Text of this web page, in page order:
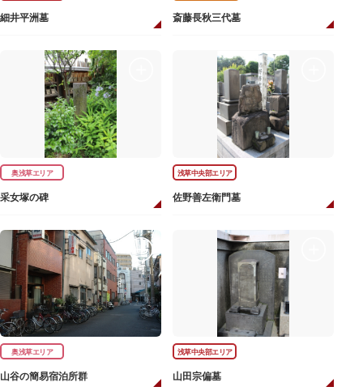
細井平洲墓 斎藤長秋三代墓
奥浅草エリア
采女塚の碑
浅草中央部エリア
佐野善左衛門墓
奥浅草エリア
山谷の簡易宿泊所群
浅草中央部エリア
山田宗偏墓